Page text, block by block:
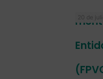
20 de